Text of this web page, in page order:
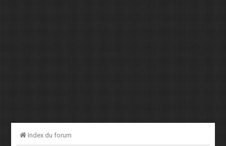
Index du forum